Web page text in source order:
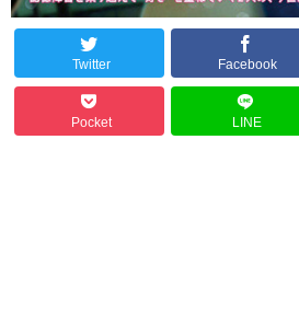
Twitter Facebook
Pocket LINE